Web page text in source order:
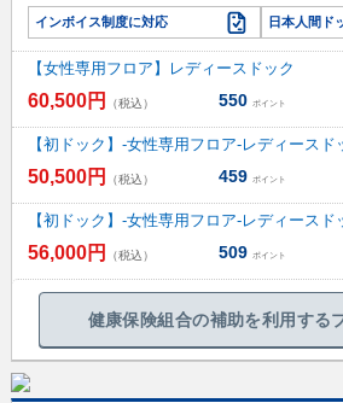
インボイス制度に対応 日本人間ド
【女性専用フロア】レディースドック
60,500円 （税込） 550 ポイント
【初ドック】-女性専用フロア-レディースド
50,500円 （税込） 459 ポイント
【初ドック】-女性専用フロア-レディース
56,000円 （税込） 509 ポイント
健康保険組合の補助を利用する